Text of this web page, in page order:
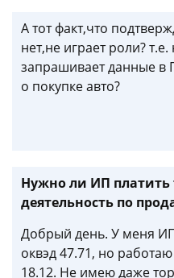
А тот факт,что
нет,не играет роли?
запрашивает данные в
о покупке авто?
Нужно ли ИП платить
деятельность по
Добрый день. У меня
оквэд 47.71, но
18.12. Не имею даже